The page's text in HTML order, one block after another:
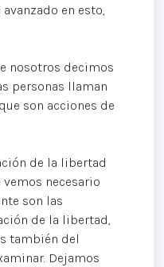
en esto,
nosotros decimos
personas llaman
son acciones de
de la libertad
necesario
son las
de la libertad,
también del
Dejamos